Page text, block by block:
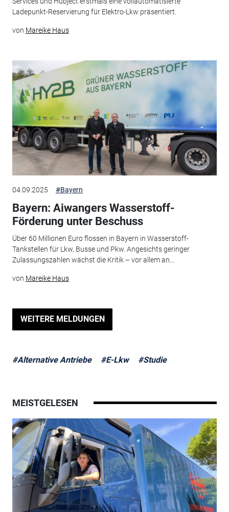
Ladepunkt-Reservierung für Elektro-Lkw präsentiert.
von Mareike Haus
04.09.2025 #Bayern
Bayern: Aiwangers Wasserstoff-
Förderung unter Beschuss
Über 60 Millionen Euro flossen in Bayern in Wasserstoff-
Tankstellen für Lkw, Busse und Pkw. Angesichts geringer
Zulassungszahlen wächst die Kritik – vor allem an...
von Mareike Haus
WEITERE MELDUNGEN
#Alternative Antriebe #E-Lkw #Studie
MEISTGELESEN